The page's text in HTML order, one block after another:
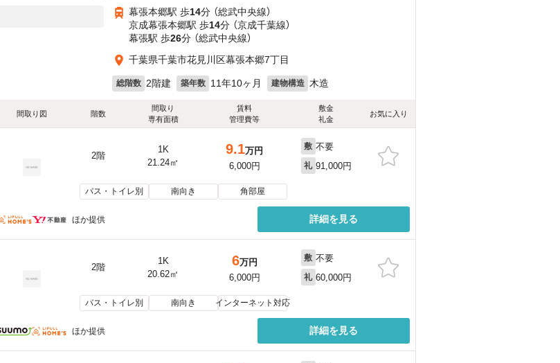
幕張本郷駅 歩14分 （総武中央線）
京成幕張本郷駅 歩14分 （京成千葉線）
幕張駅 歩26分 （総武中央線）
千葉県千葉市花見川区幕張本郷7丁目
総階数 2階建 築年数 11年10ヶ月 建物構造 木造
間取り図 階数
間取り
専有面積
賃料
管理費等
敷金
礼金
お気に入り
2階
1K
21.24㎡
9.1万円
6,000円
敷 不要
礼 91,000円
バス・トイレ別 南向き 角部屋
ほか提供 詳細を見る
2階
1K
20.62㎡
6万円
6,000円
敷 不要
礼 60,000円
バス・トイレ別 南向き インターネット対応
ほか提供 詳細を見る